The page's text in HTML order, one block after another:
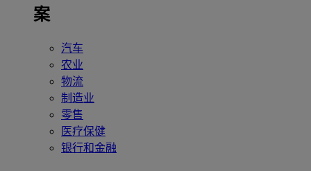
案
汽车
农业
物流
制造业
零售
医疗保健
银行和金融